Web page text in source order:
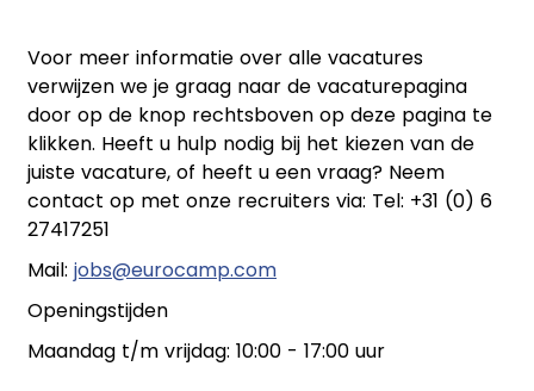
Voor meer informatie over alle vacatures
verwijzen we je graag naar de vacaturepagina
door op de knop rechtsboven op deze pagina te
klikken. Heeft u hulp nodig bij het kiezen van de
juiste vacature, of heeft u een vraag? Neem
contact op met onze recruiters via: Tel: +31 (0) 6
27417251
Mail: jobs@eurocamp.com
Openingstijden
Maandag t/m vrijdag: 10:00 - 17:00 uur